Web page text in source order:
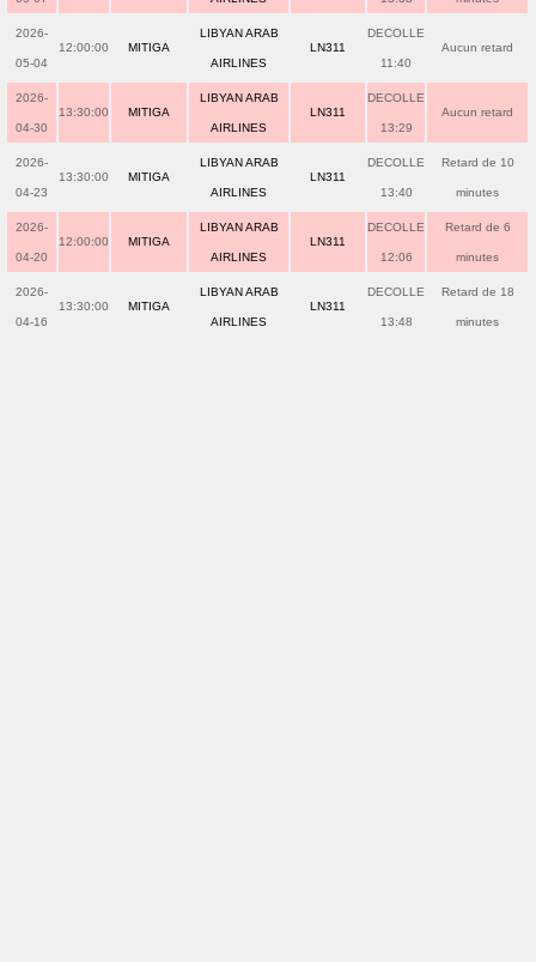
2026-
05-04
12:00:00 MITIGA
LIBYAN ARAB
AIRLINES
LN311
DECOLLE
11:40
Aucun retard
2026-
04-30
13:30:00 MITIGA
LIBYAN ARAB
AIRLINES
LN311
DECOLLE
13:29
Aucun retard
2026-
04-23
13:30:00 MITIGA
LIBYAN ARAB
AIRLINES
LN311
DECOLLE
13:40
Retard de 10
minutes
2026-
04-20
12:00:00 MITIGA
LIBYAN ARAB
AIRLINES
LN311
DECOLLE
12:06
Retard de 6
minutes
2026-
04-16
13:30:00 MITIGA
LIBYAN ARAB
AIRLINES
LN311
DECOLLE
13:48
Retard de 18
minutes